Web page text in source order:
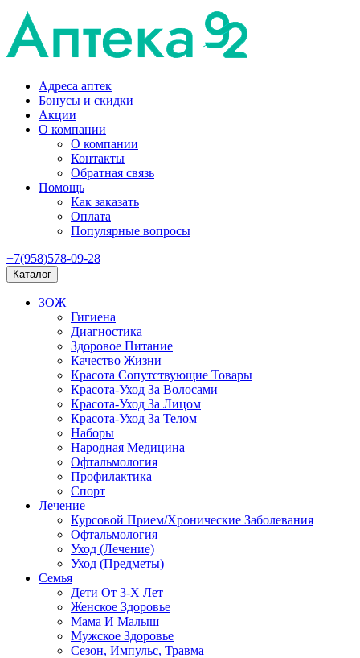
Адреса аптек
Бонусы и скидки
Акции
О компании
О компании
Контакты
Обратная связь
Помощь
Как заказать
Оплата
Популярные вопросы
+7(958)578-09-28
Каталог
ЗОЖ
Гигиена
Диагностика
Здоровое Питание
Качество Жизни
Красота Сопутствующие Товары
Красота-Уход За Волосами
Красота-Уход За Лицом
Красота-Уход За Телом
Наборы
Народная Медицина
Офтальмология
Профилактика
Спорт
Лечение
Курсовой Прием/Хронические Заболевания
Офтальмология
Уход (Лечение)
Уход (Предметы)
Семья
Дети От 3-Х Лет
Женское Здоровье
Мама И Малыш
Мужское Здоровье
Сезон, Импульс, Травма